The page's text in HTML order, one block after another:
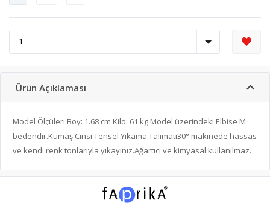
Ürün Açıklaması
Model Ölçüleri Boy: 1.68 cm Kilo: 61 kg Model üzerindeki Elbise M
bedendir.Kumaş Cinsi Tensel Yıkama Talimatı30° makinede hassas
ve kendi renk tonlarıyla yıkayınız.Ağartıcı ve kimyasal kullanılmaz.